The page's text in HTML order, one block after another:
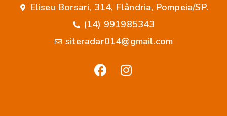
Eliseu Borsari, 314, Flândria, Pompeia/SP.
(14) 991985343
siteradar014@gmail.com